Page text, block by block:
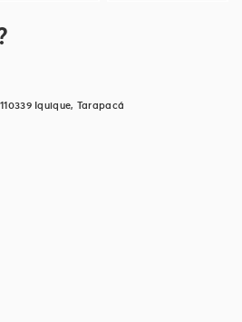
Iquique, Tarapacá